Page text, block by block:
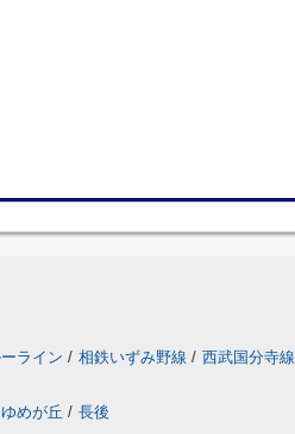
ライン / 相鉄いずみ野線 / 西武国分寺線
ゆめが丘 / 長後